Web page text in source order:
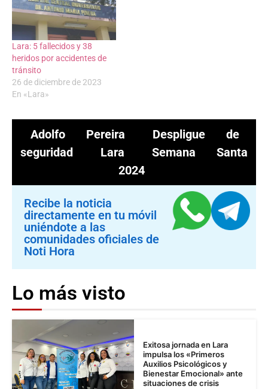
Lara: 5 fallecidos y 38
heridos por accidentes de
tránsito
26 de diciembre de 2023
En «Lara»
Adolfo Pereira
Despligue de
seguridad
Lara
Semana Santa
2024
Recibe la noticia
directamente en tu móvil
uniéndote a las
comunidades oficiales de
Noti Hora
Lo más visto
Exitosa jornada en Lara
impulsa los «Primeros
Auxilios Psicológicos y
Bienestar Emocional» ante
situaciones de crisis